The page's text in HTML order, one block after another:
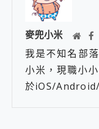
麥兜小米
我是不知名部
小米，現職小
於iOS/